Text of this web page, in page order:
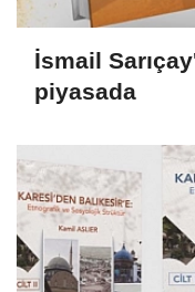
İsmail
piyasada